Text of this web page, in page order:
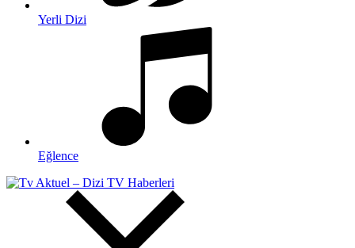
Yerli Dizi
Eğlence